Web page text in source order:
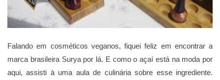
Falando em cosméticos veganos, fiquei feliz em encontrar a
marca brasileira Surya por lá. E como o açaí está na moda por
aqui, assisti à uma aula de culinária sobre esse ingrediente.